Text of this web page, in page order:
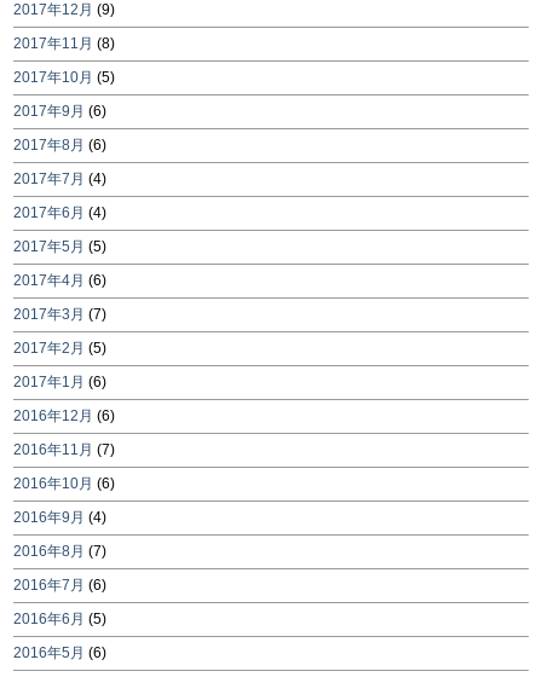
2017年12月 (9)
2017年11月 (8)
2017年10月 (5)
2017年9月 (6)
2017年8月 (6)
2017年7月 (4)
2017年6月 (4)
2017年5月 (5)
2017年4月 (6)
2017年3月 (7)
2017年2月 (5)
2017年1月 (6)
2016年12月 (6)
2016年11月 (7)
2016年10月 (6)
2016年9月 (4)
2016年8月 (7)
2016年7月 (6)
2016年6月 (5)
2016年5月 (6)